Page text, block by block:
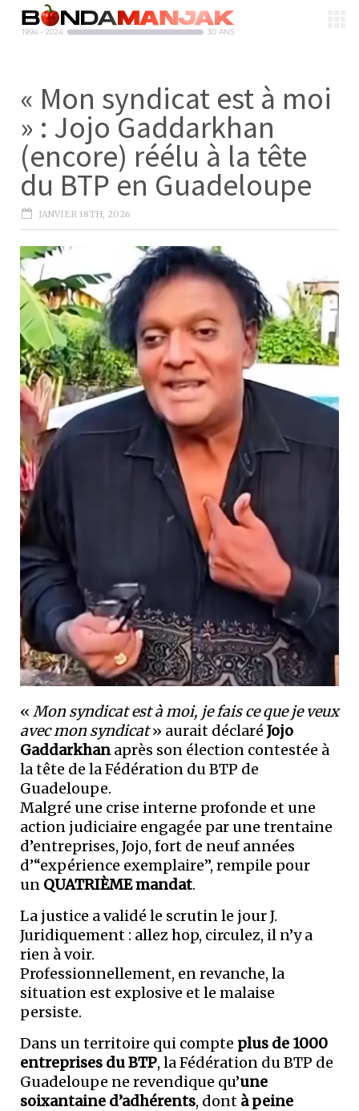
« Mon syndicat est à moi
» : Jojo Gaddarkhan
(encore) réélu à la tête
du BTP en Guadeloupe
JANVIER 18TH, 2026
« Mon syndicat est à moi, je fais ce que je veux
avec mon syndicat» aurait déclaré Jojo
Gaddarkhan après son élection contestée à
la tête de la Fédération du BTP de
Guadeloupe.
Malgré une crise interne profonde et une
action judiciaire engagée par une trentaine
d’entreprises, Jojo, fort de neuf années
d’“expérience exemplaire”, rempile pour
un QUATRIÈME mandat.
La justice a validé le scrutin le jour J.
Juridiquement : allez hop, circulez, il n’y a
rien à voir.
Professionnellement, en revanche, la
situation est explosive et le malaise
persiste.
Dans un territoire qui compte plus de 1000
entreprises du BTP, la Fédération du BTP de
Guadeloupe ne revendique qu’une
soixantaine d’adhérents, dont à peine